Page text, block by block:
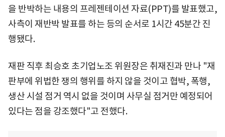
을 반박하는 내용의 프레젠테이션 자료(PPT)를 발표했고,
사측이 재반박 발표를 하는 등의 순서로 1시간 45분간 진
행됐다.
재판 직후 최승호 초기업노조 위원장은 취재진과 만나 "재
판부에 위법한 쟁의 행위를 하지 않을 것이고 협박, 폭행,
생산 시설 점거 역시 없을 것이며 사무실 점거만 예정되어
있다는 점을 강조했다"고 전했다.